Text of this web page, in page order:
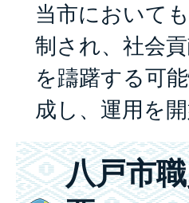
当市において
制され、社会
を躊躇する可
成し、運用を
八戸市